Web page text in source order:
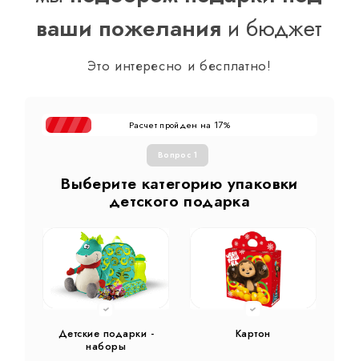
ваши пожелания и бюджет
Это интересно и бесплатно!
Расчет пройден на 17%
Вопрос 1
Выберите категорию упаковки
детского подарка
Детские подарки -
наборы
Картон